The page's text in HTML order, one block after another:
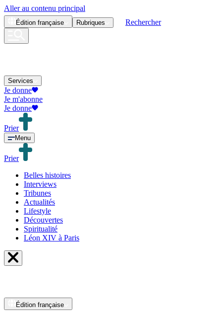
Aller au contenu principal
Édition française Rubriques Rechercher
Services
Je donne
Je m'abonne
Je donne
Prier
Menu
Prier
Belles histoires
Interviews
Tribunes
Actualités
Lifestyle
Découvertes
Spiritualité
Léon XIV à Paris
Édition française